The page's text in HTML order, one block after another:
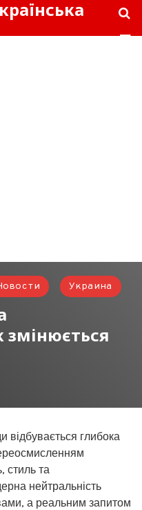
Украина
змінюється
відбувається глибока
стиль та
нейтральність
а реальним запитом